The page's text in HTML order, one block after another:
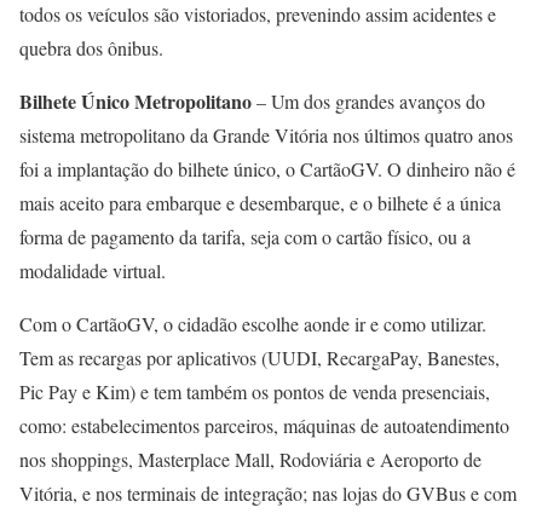
todos os veículos são vistoriados, prevenindo assim acidentes e
quebra dos ônibus.
Bilhete Único Metropolitano– Um dos grandes avanços do
sistema metropolitano da Grande Vitória nos últimos quatro anos
foi a implantação do bilhete único, o CartãoGV. O dinheiro não é
mais aceito para embarque e desembarque, e o bilhete é a única
forma de pagamento da tarifa, seja com o cartão físico, ou a
modalidade virtual.
Com o CartãoGV, o cidadão escolhe aonde ir e como utilizar.
Tem as recargas por aplicativos (UUDI, RecargaPay, Banestes,
Pic Pay e Kim) e tem também os pontos de venda presenciais,
como: estabelecimentos parceiros, máquinas de autoatendimento
nos shoppings, Masterplace Mall, Rodoviária e Aeroporto de
Vitória, e nos terminais de integração; nas lojas do GVBus e com